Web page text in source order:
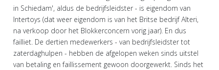
in Schiedam', aldus de bedrijfsleidster - is eigendom van
Intertoys (dat weer eigendom is van het Britse bedrijf Alteri,
na verkoop door het Blokkerconcern vorig jaar). En dus
failliet. De dertien medewerkers - van bedrijfsleidster tot
zaterdaghulpen - hebben de afgelopen weken sinds uitstel
van betaling en faillissement gewoon doorgewerkt. Sinds het